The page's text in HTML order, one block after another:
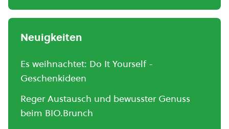
Neuigkeiten
Es weihnachtet: Do It Yourself -
Geschenkideen
Reger Austausch und bewusster Genuss
beim BIO.Brunch